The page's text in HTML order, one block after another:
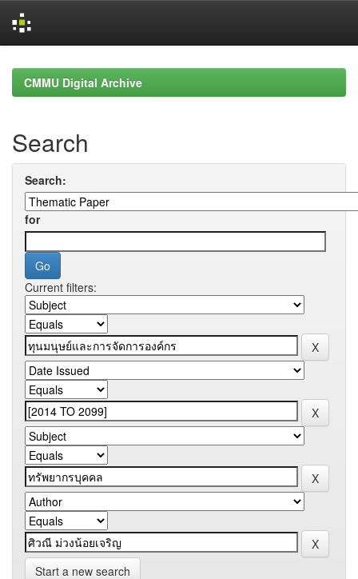
navigationCMMU Digital Archive
Search
Search:
for
Current filters:
Start a new search